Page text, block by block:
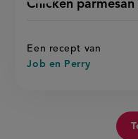
Chicken parmesan
Een recept van
Job en Perry
parmesan
pasta